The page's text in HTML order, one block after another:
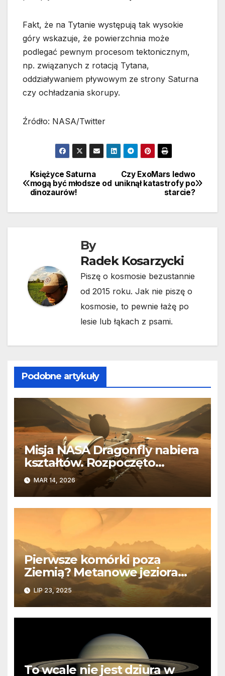
Fakt, że na Tytanie występują tak wysokie
góry wskazuje, że powierzchnia może
podlegać pewnym procesom tektonicznym,
np. związanych z rotacją Tytana,
oddziaływaniem pływowym ze strony Saturna
czy ochładzania skorupy.
Źródło: NASA/Twitter
Nawigacja
wpisu
Czy ExoMars ledwo
uniknął katastrofy po
starcie?
Księżyce Saturna
mogą być młodsze od
dinozaurów!
By
Radek Kosarzycki
Piszę o kosmosie bezustannie
od 2015 roku. Jak nie piszę o
kosmosie, to pewnie łażę po
lesie lub łąkach z psami.
Podobne artykuły
Misja NASA Dragonfly nabiera
kształtów. Rozpoczęto
budowę potężnego drona
MAR 14, 2026
Pierwsze komórki poza
Ziemią? Metanowe jeziora
Tytana mogą kryć odpowiedź
LIP 23, 2025
To wcale nie jest dziura w